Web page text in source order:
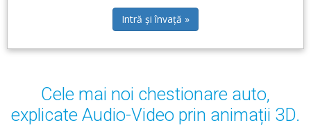
Intră și învață »
Cele mai noi chestionare auto,
explicate Audio-Video prin animații 3D.